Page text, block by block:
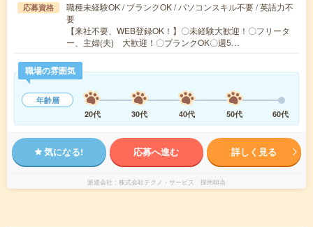
応募資格
職種未経験OK / ブランクOK / パソコンスキル不要 / 英語力不
要
【来社不要、WEB登録OK！】〇未経験大歓迎！〇フリータ
ー、主婦(夫) 大歓迎！〇ブランクOK〇週5…
職場の雰囲気
年齢層
20代
30代 40代 50代 60代
気になる! 応募へ進む 詳しく見る
派遣会社 株式会社テクノ・サービス 採用担当